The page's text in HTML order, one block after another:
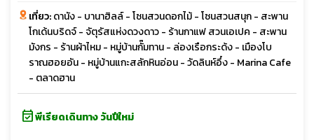
วัฒนธรรมอันสวยงามของชาวท้องถิ่น สักการะเจ้าแม่กวนอิม ณ วัดลิ
นห์อึ๋ง เช็คอิน Marina Café คาเฟ่ริมทะเล พัก บานาฮิลล์ 1 คืน เมือ
งดานัง 2 คืน
เที่ยว:ดานัง - บานาฮิลล์ - โซนสวนดอกไม้ - โซนสวนสนุก - สะพาน
โกเด้นบริดจ์ - จัตุรัสแห่งดวงดาว - ร้านกาแฟ สวนเอเปค - สะพาน
มังกร - ร้านผ้าไหม - หมู่บ้านกั๊มทาน - ล่องเรือกระด้ง - เมืองโบ
ราณฮอยอัน - หมู่บ้านแกะสลักหินอ่อน - วัดลินห์อึ๋ง - Marina Cafe
- ตลาดฮาน
event_availableพีเรียดเดินทาง วันปีใหม่